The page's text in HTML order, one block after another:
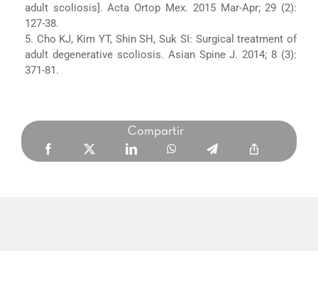
adult scoliosis]. Acta Ortop Mex. 2015 Mar-Apr; 29 (2):
127-38.
5. Cho KJ, Kim YT, Shin SH, Suk SI: Surgical treatment of
adult degenerative scoliosis. Asian Spine J. 2014; 8 (3):
371-81.
Compartir